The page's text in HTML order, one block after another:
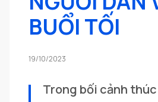
BUỔI TỐI
19/10/2023
Trong bối cảnh